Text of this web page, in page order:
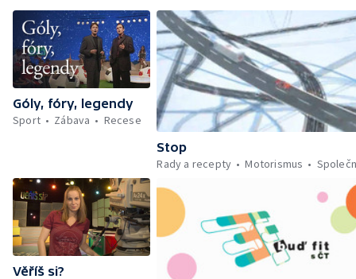
Góly, fóry, legendy
Sport
Zábava
Recese
Stop
Rady a recepty
Motorismus
Věříš si?